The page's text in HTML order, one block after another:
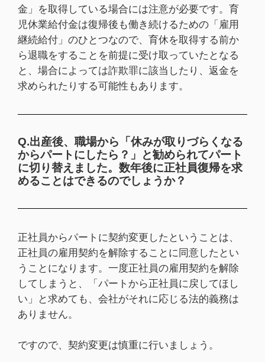
金」を取得している場合には注意が必要です。育
児休業給付金は復帰後も働き続けるための「雇用
継続給付」のひとつなので、育休を取得する前か
ら退職をすることを前提に受け取っていたとなる
と、場合によっては詐欺罪に該当したり、返金を
求められたりする可能性もあります。
Q.出産後、職場から「休みが取りづらくなる
からパートにしたら？」と勧められてパート
に切り替えました。数年後に正社員復帰を求
めることはできるのでしょうか？
正社員からパートに契約変更したということは、
正社員の雇用契約を解除することに同意したとい
うことになります。一度正社員の雇用契約を解除
してしまうと、「パートから正社員に戻してほし
い」と求めても、会社がそれに応じる法的義務は
ありません。
ですので、契約変更は慎重に行いましょう。